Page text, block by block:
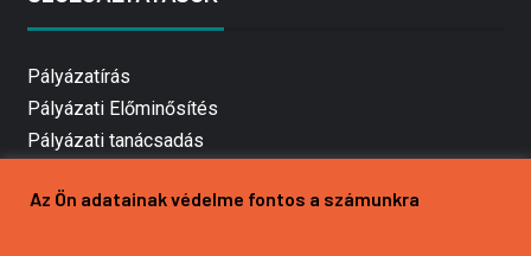
Pályázatírás
Pályázati Előminősítés
Pályázati tanácsadás
Mezőgazdasági pályázatírás
Az Ön adatainak védelme fontos a számunkra